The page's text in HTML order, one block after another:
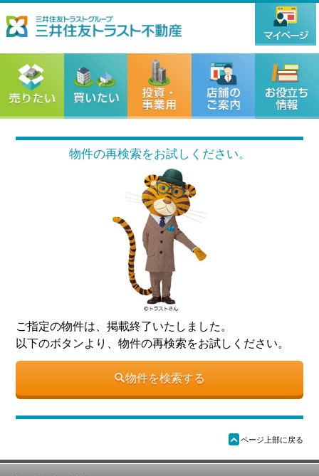
物件の再検索をお試しください。
ご指定の物件は、掲載終了いたしました。
以下のボタンより、物件の再検索をお試しください。
物件を検索する
ü ページ上部に戻る